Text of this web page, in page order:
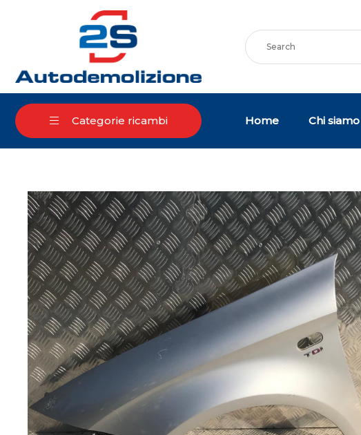
Categorie ricambi Home Chi siamo